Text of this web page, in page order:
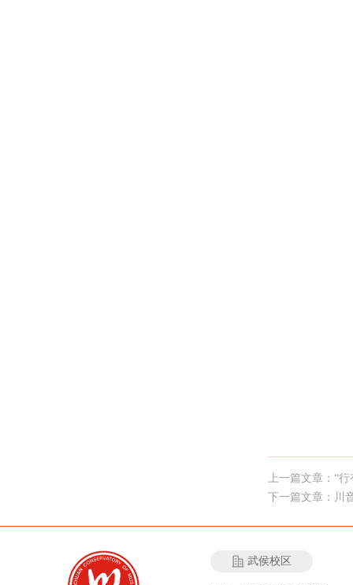
上一篇文章：“
下一篇文章：川
武侯校区